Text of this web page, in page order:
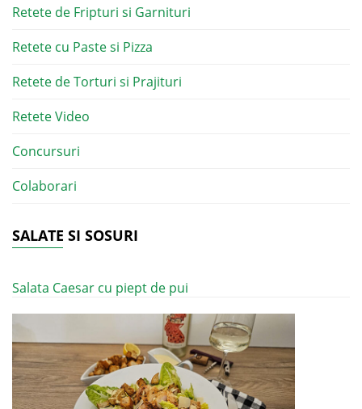
Retete de Fripturi si Garnituri
Retete cu Paste si Pizza
Retete de Torturi si Prajituri
Retete Video
Concursuri
Colaborari
SALATE SI SOSURI
Salata Caesar cu piept de pui